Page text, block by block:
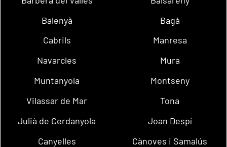
Balenyà
Bagà
Cabrils
Manresa
Navarcles
Mura
Muntanyola
Montseny
Vilassar de Mar
Tona
Julià de Cerdanyola
Joan Despí
Canyelles
Cànoves i Samalús